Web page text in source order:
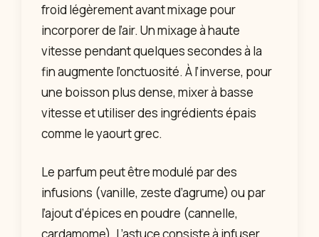
froid légèrement avant mixage pour
incorporer de l’air. Un mixage à haute
vitesse pendant quelques secondes à la
fin augmente l’onctuosité. À l’inverse, pour
une boisson plus dense, mixer à basse
vitesse et utiliser des ingrédients épais
comme le yaourt grec.
Le parfum peut être modulé par des
infusions (vanille, zeste d’agrume) ou par
l’ajout d’épices en poudre (cannelle,